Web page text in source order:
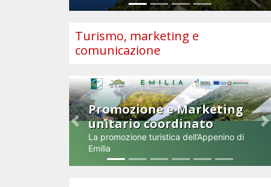
Turismo, marketing e
comunicazione
Promozione e Marketing
unitario coordinato
La promozione turistica dell’Appenino di
Emilia
Previous